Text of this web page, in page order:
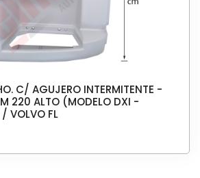
C/ AGUJERO INTERMITENTE -
220 ALTO (MODELO DXI -
VOLVO FL